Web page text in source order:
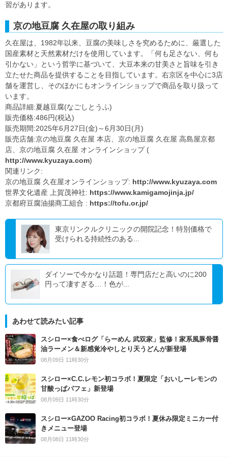
習があります。
京の地豆腐 久在屋の取り組み
久在屋は、1982年以来、豆腐の美味しさを究めるために、厳選した
国産素材と天然素材だけを使用しています。「何も足さない、何も
引かない」という哲学に基づいて、大豆本来の甘美さと旨味を引き
立たせた商品を提供することを目指しています。右京区を中心に3店
舗を運営し、そのほかにもオンラインショップで商品を取り扱って
います。
商品詳細:夏越豆腐(なごしとうふ)
販売価格:486円(税込)
販売期間:2025年6月27日(金)～6月30日(月)
販売店舗:京の地豆腐 久在屋 本店、京の地豆腐 久在屋 高島屋京都
店、京の地豆腐 久在屋 オンラインショップ (
http://www.kyuzaya.com)
関連リンク:
京の地豆腐 久在屋オンラインショップ: http://www.kyuzaya.com
世界文化遺産 上賀茂神社: https://www.kamigamojinja.jp/
京都府豆腐油揚商工組合 : https://tofu.or.jp/
東京リンクルクリニックの開院記念！特別価格で
受けられる持続性のある...
ダイソーで今かなり話題！専門店だと高いのに200
円って凄すぎる…！色が...
あわせて読みたい記事
スシロー×食べログ「らーめん 武双家」監修！家系風豚骨醤
油ラーメン＆新感覚冷やしとり天うどんが新登場
08月09日 11時30分
スシロー×C.C.レモン初コラボ！夏限定「おいしーレモンの
甘酸っぱパフェ」新登場
08月09日 11時30分
スシロー×GAZOO Racing初コラボ！夏休み限定ミニカー付
きメニュー登場
08月08日 11時30分